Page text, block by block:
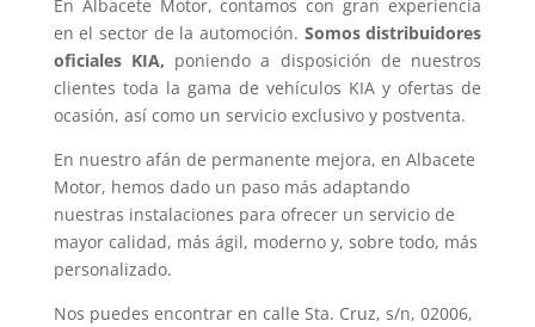
En Albacete Motor, contamos con gran experiencia
en el sector de la automoción. Somos distribuidores
oficiales KIA, poniendo a disposición de nuestros
clientes toda la gama de vehículos KIA y ofertas de
ocasión, así como un servicio exclusivo y postventa.
En nuestro afán de permanente mejora, en Albacete
Motor, hemos dado un paso más adaptando
nuestras instalaciones para ofrecer un servicio de
mayor calidad, más ágil, moderno y, sobre todo, más
personalizado.
Nos puedes encontrar en calle Sta. Cruz, s/n, 02006,